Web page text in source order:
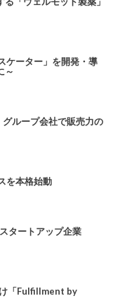
ケーター」を開発・導
～
グループ会社で販売力の
を本格始動
タートアップ企業
「Fulfillment by